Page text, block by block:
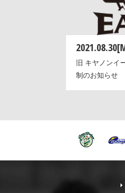
旧 キヤノンイ
制のお知らせ